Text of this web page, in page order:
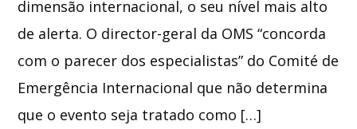
dimensão internacional, o seu nível mais alto
de alerta. O director-geral da OMS “concorda
com o parecer dos especialistas” do Comité de
Emergência Internacional que não determina
que o evento seja tratado como […]